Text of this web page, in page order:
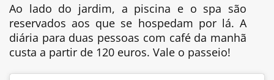
Ao lado do jardim, a piscina e o spa são
reservados aos que se hospedam por lá. A
diária para duas pessoas com café da manhã
custa a partir de 120 euros. Vale o passeio!